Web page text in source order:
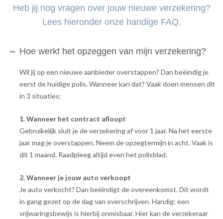
Heb jij nog vragen over jouw nieuwe verzekering?
Lees hieronder onze handige FAQ.
Hoe werkt het opzeggen van mijn verzekering?
Wil jij op een nieuwe aanbieder overstappen? Dan beëindig je
eerst de huidige polis. Wanneer kan dat? Vaak doen mensen dit
in 3 situaties:
1. Wanneer het contract afloopt
Gebruikelijk sluit je de verzekering af voor 1 jaar. Na het eerste
jaar mag je overstappen. Neem de opzegtermijn in acht. Vaak is
dit 1 maand. Raadpleeg altijd even het polisblad.
2. Wanneer je jouw auto verkoopt
Je auto verkocht? Dan beëindigt de overeenkomst. Dit wordt
in gang gezet op de dag van overschrijven. Handig: een
vrijwaringsbewijs is hierbij onmisbaar. Hier kan de verzekeraar